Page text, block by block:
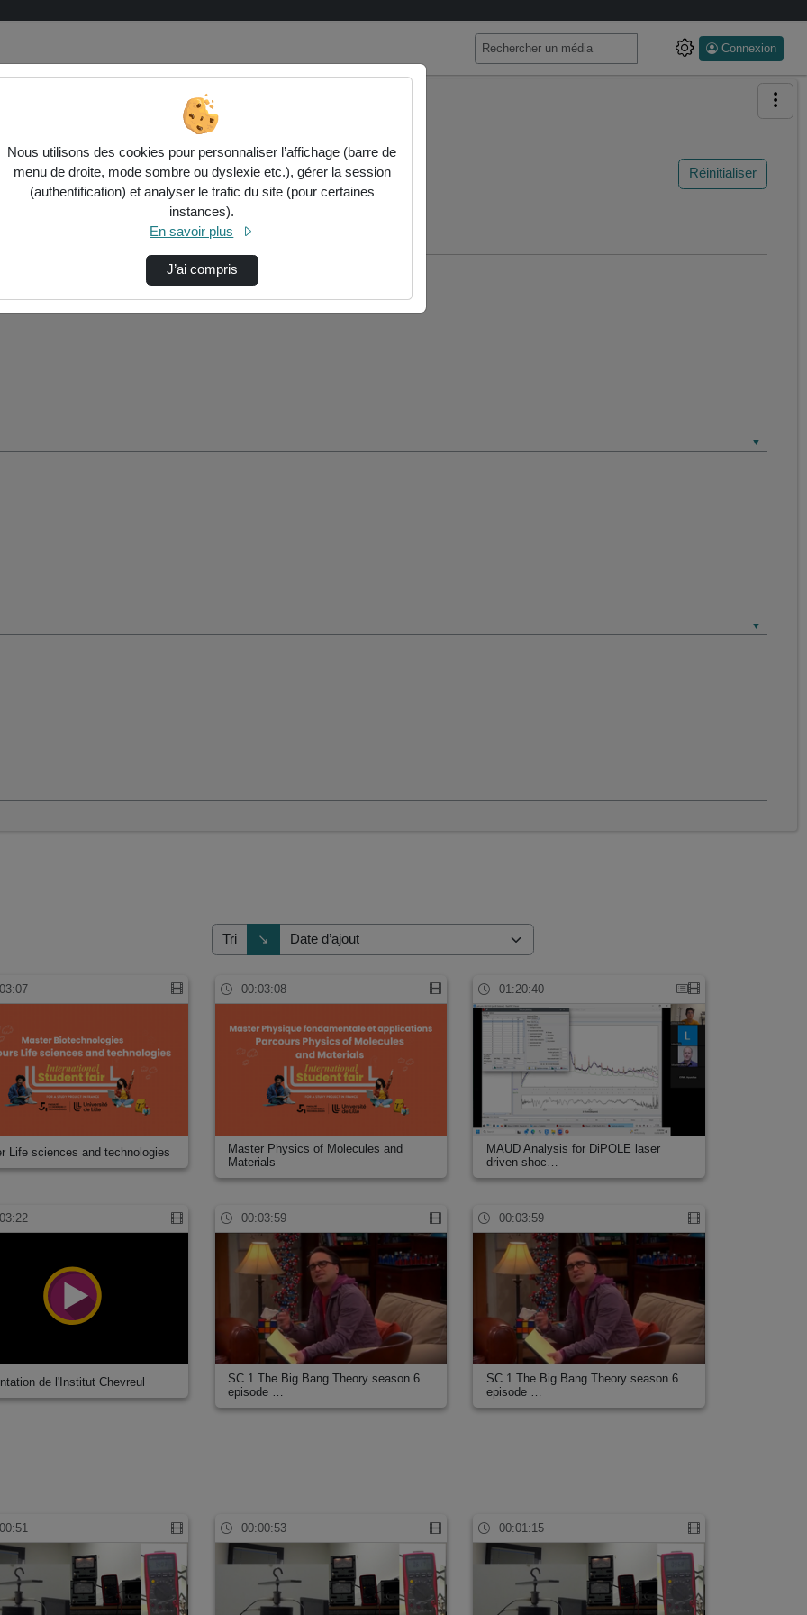
Connexion
Réinitialiser
ci-dessous. Vérifiez les options pour ajuster les résultats.
Tri ↘
Direction de tri
Life sciences and technologies
00:03:08
Master Physics of Molecules and
Materials
01:20:40
MAUD Analysis for DiPOLE laser
driven shoc…
de l'Institut Chevreul
00:03:59
SC 1 The Big Bang Theory season 6
episode …
00:03:59
SC 1 The Big Bang Theory season 6
episode …
00:00:53 00:01:15
Nous utilisons des cookies pour personnaliser l’affichage (barre de
menu de droite, mode sombre ou dyslexie etc.), gérer la session
(authentification) et analyser le trafic du site (pour certaines
instances).
En savoir plus
J’ai compris